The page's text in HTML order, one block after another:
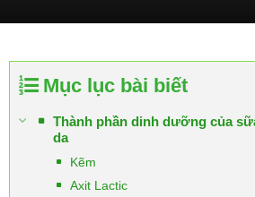
Mục lục bài biết
Thành phần dinh dưỡng của
da
Kẽm
Axit Lactic